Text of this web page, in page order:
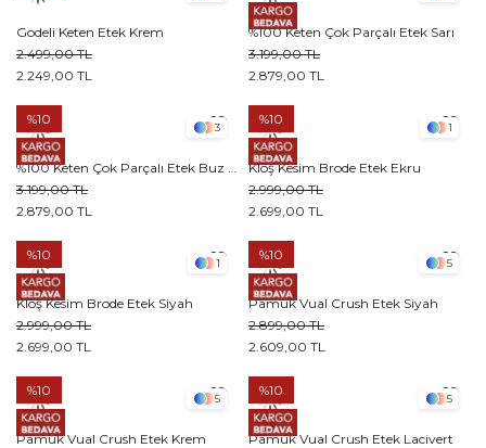
Godeli Keten Etek Krem
2.249,00 TL
2.499,00 TL
%100 Keten Çok Parçalı Etek Sarı
2.879,00 TL
3.199,00 TL
3
2.879,00 TL
3.199,00 TL
%10
1
Kloş Kesim Brode Etek Ekru
2.699,00 TL
2.999,00 TL
%10
1
Kloş Kesim Brode Etek Siyah
2.699,00 TL
2.999,00 TL
%10
5
Pamuk Vual Crush Etek Siyah
2.609,00 TL
2.899,00 TL
%10
5
Pamuk Vual Crush Etek Krem
%10
5
Pamuk Vual Crush Etek Lacivert
%10